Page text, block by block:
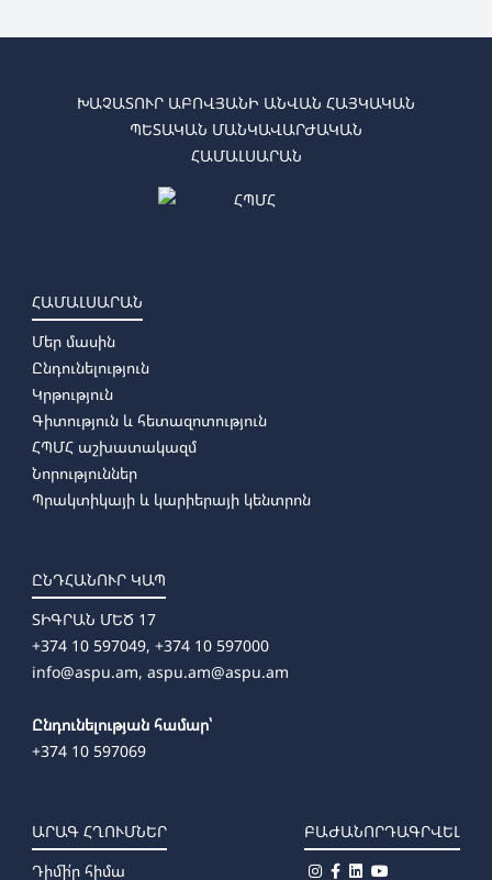
ԽԱՉԱՏՈՒՐ ԱԲՈՎՅԱՆԻ ԱՆՎԱՆ ՀԱՅԿԱԿԱՆ
ՊԵՏԱԿԱՆ ՄԱՆԿԱՎԱՐԺԱԿԱՆ
ՀԱՄԱԼՍԱՐԱՆ
ՀԱՄԱԼՍԱՐԱՆ
Մեր մասին
Ընդունելություն
Կրթություն
Գիտություն և հետազոտություն
ՀՊՄՀ աշխատակազմ
Նորություններ
Պրակտիկայի և կարիերայի կենտրոն
ԸՆԴՀԱՆՈՒՐ ԿԱՊ
ՏԻԳՐԱՆ ՄԵԾ 17
+374 10 597049, +374 10 597000
info@aspu.am, aspu.am@aspu.am
Ընդունելության համար՝
+374 10 597069
ԱՐԱԳ ՀՂՈՒՄՆԵՐ
Դիմի՛ր հիմա
ԲԱԺԱՆՈՐԴԱԳՐՎԵԼ